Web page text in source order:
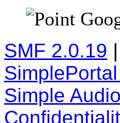
SMF 2.0.19 |
Simple